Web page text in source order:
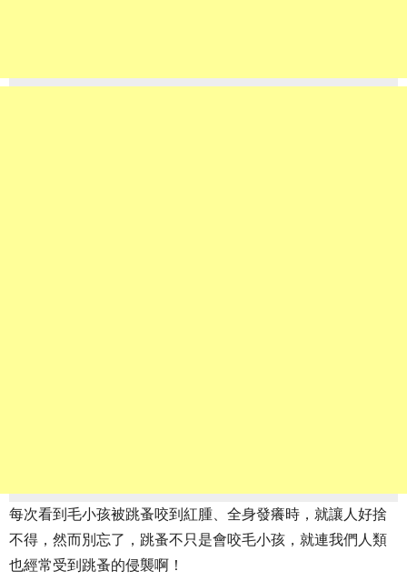
每次看到毛小孩被跳蚤咬到紅腫、全身發癢時，就讓人好捨
不得，然而別忘了，跳蚤不只是會咬毛小孩，就連我們人類
也經常受到跳蚤的侵襲啊！